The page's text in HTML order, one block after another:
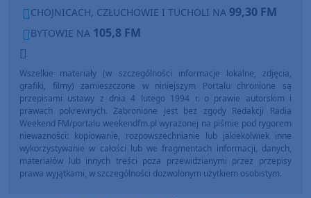
CHOJNICACH, CZŁUCHOWIE I TUCHOLI NA 99,30 FM
BYTOWIE NA 105,8 FM
Wszelkie materiały (w szczególności informacje lokalne, zdjęcia,
grafiki, filmy) zamieszczone w niniejszym Portalu chronione są
przepisami ustawy z dnia 4 lutego 1994 r. o prawie autorskim i
prawach pokrewnych. Zabronione jest bez zgody Redakcji Radia
Weekend FM/portalu weekendfm.pl wyrażonej na piśmie pod rygorem
nieważności: kopiowanie, rozpowszechnianie lub jakiekolwiek inne
wykorzystywanie w całości lub we fragmentach informacji, danych,
materiałów lub innych treści poza przewidzianymi przez przepisy
prawa wyjątkami, w szczególności dozwolonym użytkiem osobistym.